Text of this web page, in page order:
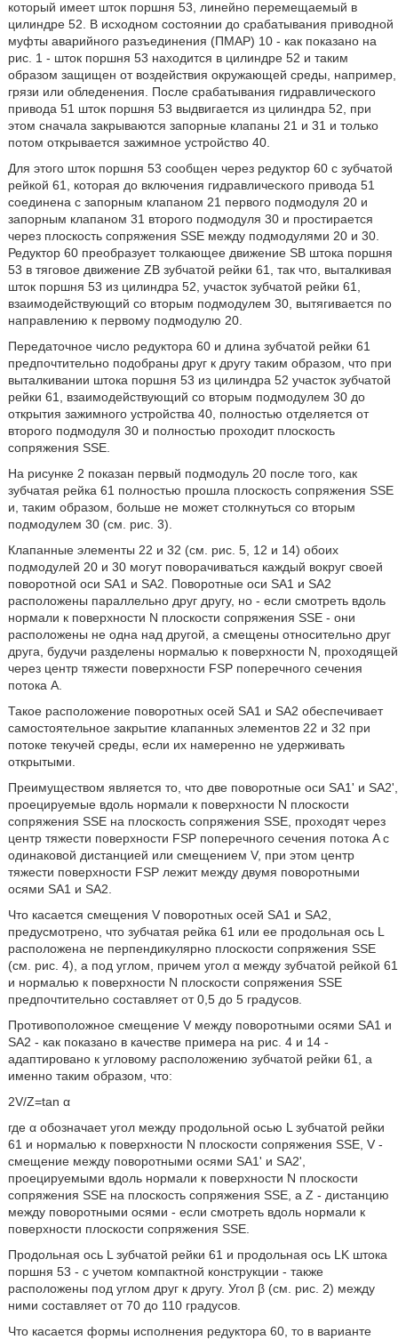
который имеет шток поршня 53, линейно перемещаемый в
цилиндре 52. В исходном состоянии до срабатывания приводной
муфты аварийного разъединения (ПМАР) 10 - как показано на
рис. 1 - шток поршня 53 находится в цилиндре 52 и таким
образом защищен от воздействия окружающей среды, например,
грязи или обледенения. После срабатывания гидравлического
привода 51 шток поршня 53 выдвигается из цилиндра 52, при
этом сначала закрываются запорные клапаны 21 и 31 и только
потом открывается зажимное устройство 40.
Для этого шток поршня 53 сообщен через редуктор 60 с зубчатой
рейкой 61, которая до включения гидравлического привода 51
соединена с запорным клапаном 21 первого подмодуля 20 и
запорным клапаном 31 второго подмодуля 30 и простирается
через плоскость сопряжения SSE между подмодулями 20 и 30.
Редуктор 60 преобразует толкающее движение SB штока поршня
53 в тяговое движение ZB зубчатой рейки 61, так что, выталкивая
шток поршня 53 из цилиндра 52, участок зубчатой рейки 61,
взаимодействующий со вторым подмодулем 30, вытягивается по
направлению к первому подмодулю 20.
Передаточное число редуктора 60 и длина зубчатой рейки 61
предпочтительно подобраны друг к другу таким образом, что при
выталкивании штока поршня 53 из цилиндра 52 участок зубчатой
рейки 61, взаимодействующий со вторым подмодулем 30 до
открытия зажимного устройства 40, полностью отделяется от
второго подмодуля 30 и полностью проходит плоскость
сопряжения SSE.
На рисунке 2 показан первый подмодуль 20 после того, как
зубчатая рейка 61 полностью прошла плоскость сопряжения SSE
и, таким образом, больше не может столкнуться со вторым
подмодулем 30 (см. рис. 3).
Клапанные элементы 22 и 32 (см. рис. 5, 12 и 14) обоих
подмодулей 20 и 30 могут поворачиваться каждый вокруг своей
поворотной оси SA1 и SA2. Поворотные оси SA1 и SA2
расположены параллельно друг другу, но - если смотреть вдоль
нормали к поверхности N плоскости сопряжения SSE - они
расположены не одна над другой, а смещены относительно друг
друга, будучи разделены нормалью к поверхности N, проходящей
через центр тяжести поверхности FSP поперечного сечения
потока A.
Такое расположение поворотных осей SA1 и SA2 обеспечивает
самостоятельное закрытие клапанных элементов 22 и 32 при
потоке текучей среды, если их намеренно не удерживать
открытыми.
Преимуществом является то, что две поворотные оси SA1' и SA2',
проецируемые вдоль нормали к поверхности N плоскости
сопряжения SSE на плоскость сопряжения SSE, проходят через
центр тяжести поверхности FSP поперечного сечения потока A с
одинаковой дистанцией или смещением V, при этом центр
тяжести поверхности FSP лежит между двумя поворотными
осями SA1 и SA2.
Что касается смещения V поворотных осей SA1 и SA2,
предусмотрено, что зубчатая рейка 61 или ее продольная ось L
расположена не перпендикулярно плоскости сопряжения SSE
(см. рис. 4), а под углом, причем угол α между зубчатой рейкой 61
и нормалью к поверхности N плоскости сопряжения SSE
предпочтительно составляет от 0,5 до 5 градусов.
Противоположное смещение V между поворотными осями SA1 и
SA2 - как показано в качестве примера на рис. 4 и 14 -
адаптировано к угловому расположению зубчатой рейки 61, а
именно таким образом, что:
2V/Z=tan α
где α обозначает угол между продольной осью L зубчатой рейки
61 и нормалью к поверхности N плоскости сопряжения SSE, V -
смещение между поворотными осями SA1' и SA2',
проецируемыми вдоль нормали к поверхности N плоскости
сопряжения SSE на плоскость сопряжения SSE, а Z - дистанцию
между поворотными осями - если смотреть вдоль нормали к
поверхности плоскости сопряжения SSE.
Продольная ось L зубчатой рейки 61 и продольная ось LK штока
поршня 53 - с учетом компактной конструкции - также
расположены под углом друг к другу. Угол β (см. рис. 2) между
ними составляет от 70 до 110 градусов.
Что касается формы исполнения редуктора 60, то в варианте